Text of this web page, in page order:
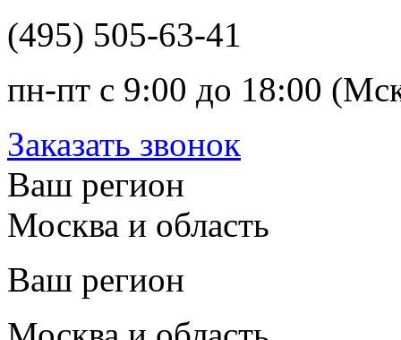
(495) 505-63-41
пн-пт с 9:00 до 18:00
Заказать звонок
Ваш регион
Москва и область
Ваш регион